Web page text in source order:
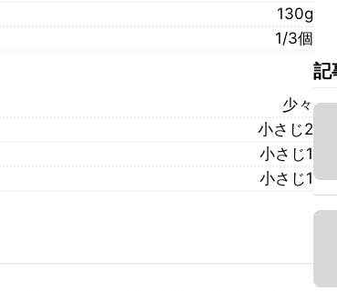
130g
1/3個
少々
小さじ2
小さじ1
小さじ1
記